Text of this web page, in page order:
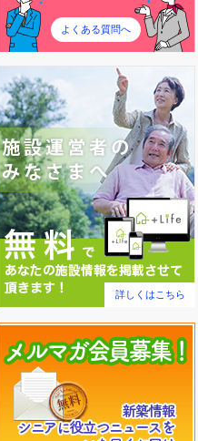
よくある質問へ
詳しくはこちら